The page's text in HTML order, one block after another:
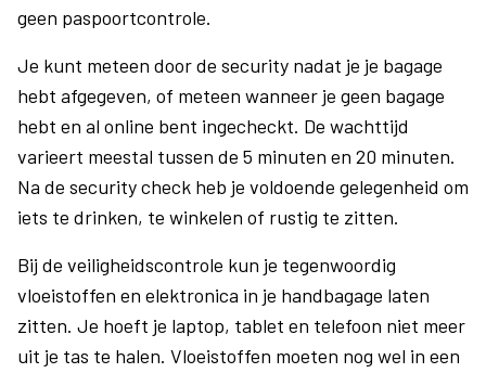
geen paspoortcontrole.
Je kunt meteen door de security nadat je je bagage
hebt afgegeven, of meteen wanneer je geen bagage
hebt en al online bent ingecheckt. De wachttijd
varieert meestal tussen de 5 minuten en 20 minuten.
Na de security check heb je voldoende gelegenheid om
iets te drinken, te winkelen of rustig te zitten.
Bij de veiligheidscontrole kun je tegenwoordig
vloeistoffen en elektronica in je handbagage laten
zitten. Je hoeft je laptop, tablet en telefoon niet meer
uit je tas te halen. Vloeistoffen moeten nog wel in een